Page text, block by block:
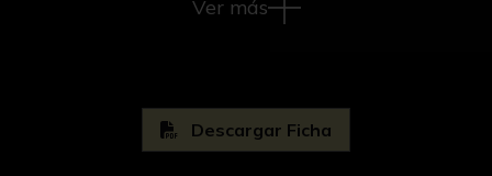
recuperación de la colección de vaciados :
Ver más
Descargar Ficha